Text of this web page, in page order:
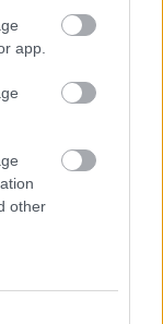
app.
other
az Audi